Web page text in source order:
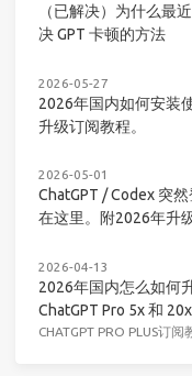
（已解决）为什么最
决 GPT 卡顿的方法
2026-05-27
2026年国内如何安装
升级订阅教程。
2026-05-01
ChatGPT / Codex 突
在这里。附2026年升
2026-04-13
2026年国内怎么如何
ChatGPT Pro 5x 和
CHATGPT PRO PLUS订阅